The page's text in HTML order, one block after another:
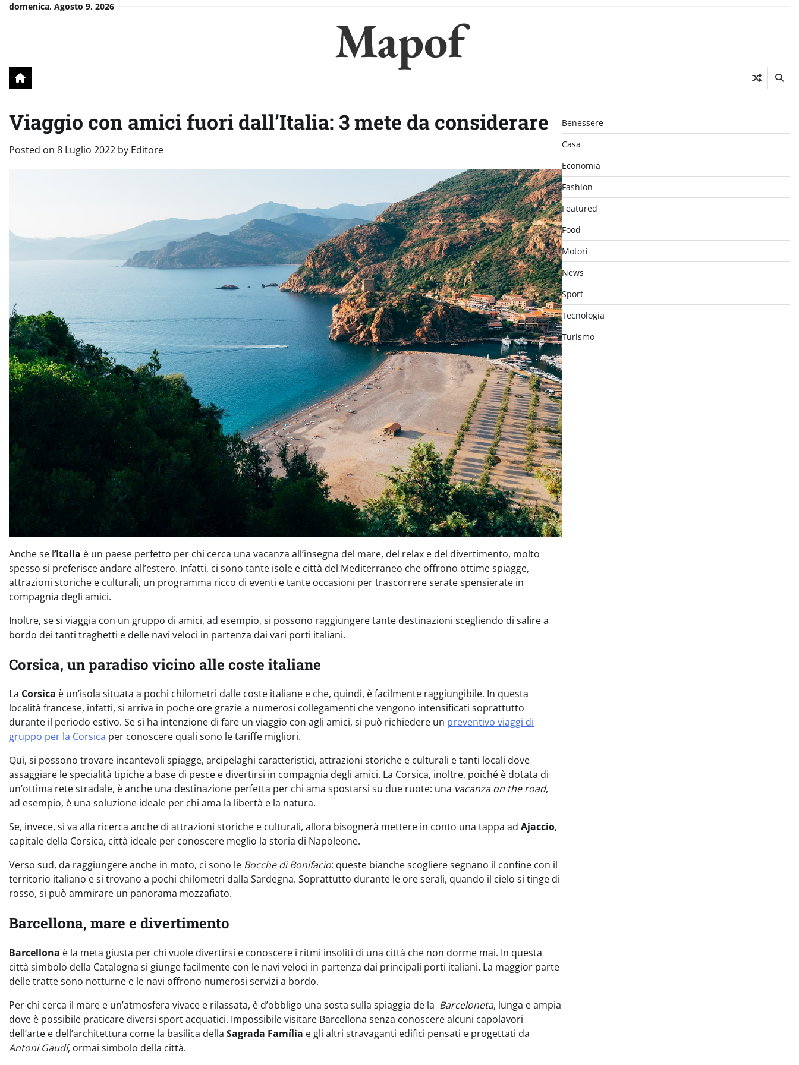
Skipdomenica, Agosto 9, 2026
Mapof
Viaggio con amici fuori dall’Italia: 3 mete da considerare
Posted on 8 Luglio 2022 by Editore
Anche se l’Italia è un paese perfetto per chi cerca una vacanza all’insegna del mare, del relax e del divertimento, molto
spesso si preferisce andare all’estero. Infatti, ci sono tante isole e città del Mediterraneo che offrono ottime spiagge,
attrazioni storiche e culturali, un programma ricco di eventi e tante occasioni per trascorrere serate spensierate in
compagnia degli amici.
Inoltre, se si viaggia con un gruppo di amici, ad esempio, si possono raggiungere tante destinazioni scegliendo di salire a
bordo dei tanti traghetti e delle navi veloci in partenza dai vari porti italiani.
Corsica, un paradiso vicino alle coste italiane
La Corsica è un’isola situata a pochi chilometri dalle coste italiane e che, quindi, è facilmente raggiungibile. In questa
località francese, infatti, si arriva in poche ore grazie a numerosi collegamenti che vengono intensificati soprattutto
durante il periodo estivo. Se si ha intenzione di fare un viaggio con agli amici, si può richiedere un preventivo viaggi di
gruppo per la Corsica per conoscere quali sono le tariffe migliori.
Qui, si possono trovare incantevoli spiagge, arcipelaghi caratteristici, attrazioni storiche e culturali e tanti locali dove
assaggiare le specialità tipiche a base di pesce e divertirsi in compagnia degli amici. La Corsica, inoltre, poiché è dotata di
un’ottima rete stradale, è anche una destinazione perfetta per chi ama spostarsi su due ruote: una vacanza on the road,
ad esempio, è una soluzione ideale per chi ama la libertà e la natura.
Se, invece, si va alla ricerca anche di attrazioni storiche e culturali, allora bisognerà mettere in conto una tappa ad Ajaccio,
capitale della Corsica, città ideale per conoscere meglio la storia di Napoleone.
Verso sud, da raggiungere anche in moto, ci sono le Bocche di Bonifacio: queste bianche scogliere segnano il confine con il
territorio italiano e si trovano a pochi chilometri dalla Sardegna. Soprattutto durante le ore serali, quando il cielo si tinge di
rosso, si può ammirare un panorama mozzafiato.
Barcellona, mare e divertimento
Barcellona è la meta giusta per chi vuole divertirsi e conoscere i ritmi insoliti di una città che non dorme mai. In questa
città simbolo della Catalogna si giunge facilmente con le navi veloci in partenza dai principali porti italiani. La maggior parte
delle tratte sono notturne e le navi offrono numerosi servizi a bordo.
Per chi cerca il mare e un’atmosfera vivace e rilassata, è d’obbligo una sosta sulla spiaggia de la Barceloneta, lunga e ampia
dove è possibile praticare diversi sport acquatici. Impossibile visitare Barcellona senza conoscere alcuni capolavori
dell’arte e dell’architettura come la basilica della Sagrada Família e gli altri stravaganti edifici pensati e progettati da
Antoni Gaudí, ormai simbolo della città.
Benessere
Casa
Economia
Fashion
Featured
Food
Motori
News
Sport
Tecnologia
Turismo